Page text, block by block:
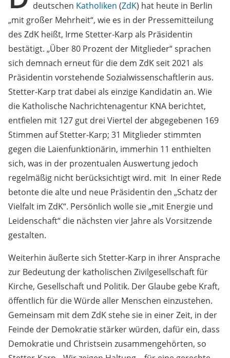
deutschen Katholiken (ZdK) hat heute in Berlin
„mit großer Mehrheit“, wie es in der Pressemitteilung
des ZdK heißt, Irme Stetter-Karp als Präsidentin
bestätigt. „Über 80 Prozent der Mitglieder“ sprachen
sich demnach erneut für die dem ZdK seit 2021 als
Präsidentin vorstehende Sozialwissenschaftlerin aus.
Stetter-Karp trat dabei als einzige Kandidatin an. Wie
die Katholische Nachrichtenagentur KNA berichtet,
entfielen mit 127 gut drei Viertel der abgegebenen 169
Stimmen auf Stetter-Karp; 31 Mitglieder stimmten
gegen die Laienfunktionärin, immerhin 11 enthielten
sich, was in der prozentualen Auswertung jedoch
regelmäßig nicht berücksichtigt wird. mit In einer Rede
betonte die alte und neue Präsidentin den „Schatz der
Vielfalt im ZdK“. Persönlich wolle sie „mit Energie und
Leidenschaft“ die nächsten vier Jahre als Vorsitzende
gestalten.
Weiterhin äußerte sich Stetter-Karp in ihrer Ansprache
zur Bedeutung der katholischen Zivilgesellschaft für
Kirche, Gesellschaft und Politik. Der Glaube gebe Kraft,
öffentlich für die Würde aller Menschen einzustehen.
Gemeinsam mit dem ZdK stehe sie in einer Zeit, in der
Feinde der Demokratie stärker würden, dafür ein, dass
Demokratie und Christsein zusammengehörten, so